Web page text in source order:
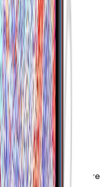
MP
:5 MP
:2 MP
:F2.4
:2 MP
fps
13 (T)
:Android 11 (R)
:Samsung One UI Core